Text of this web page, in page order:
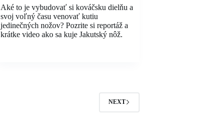
Aké to je vybudovať si kováčsku dielňu a
svoj voľný času venovať kutiu
jedinečných nožov? Pozrite si reportáž a
krátke video ako sa kuje Jakutský nôž.
NEXT